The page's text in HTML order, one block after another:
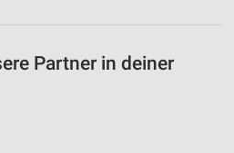
Partner in deiner